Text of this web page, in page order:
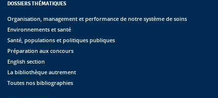
DOSSIERS THÉMATIQUES
Organisation, management et performance de notre système de soins
Environnements et santé
Santé, populations et politiques publiques
Préparation aux concours
English section
La bibliothèque autrement
Toutes nos bibliographies